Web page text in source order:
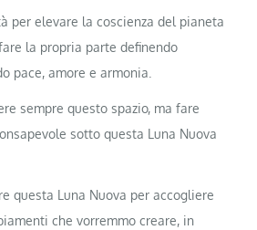
per elevare la coscienza del pianeta
la propria parte definendo
pace, amore e armonia.
sempre questo spazio, ma fare
sotto questa Luna Nuova
questa Luna Nuova per accogliere
che vorremmo creare, in